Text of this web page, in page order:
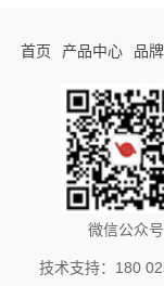
首页 产品中心 品
微信公众号
技术支持：180